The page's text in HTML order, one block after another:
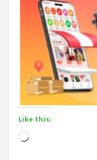
Like this:
Loading…